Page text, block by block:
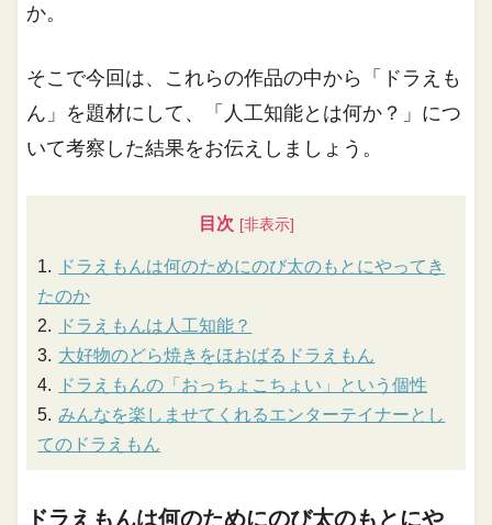
か。
そこで今回は、これらの作品の中から「ドラえも
ん」を題材にして、「人工知能とは何か？」につ
いて考察した結果をお伝えしましょう。
目次
ドラえもんは何のためにのび太のもとにやってき
たのか
ドラえもんは人工知能？
大好物のどら焼きをほおばるドラえもん
ドラえもんの「おっちょこちょい」という個性
みんなを楽しませてくれるエンターテイナーとし
てのドラえもん
ドラえもんは何のためにのび太のもとにや